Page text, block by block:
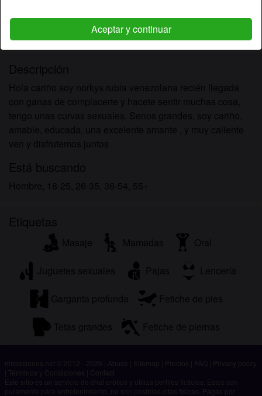
Aceptar y continuar
Altura:
152 cm
yes
Descripción
Hola cariño soy norkys rubia venezolana recién llegada
con ganas de complacerte y hacete sentir muchas cosa,
tengo unas curvas sexuales. Senos grandes, soy cariño,
amable, educada, una excelente amante , y muy caliente
ven y disfrutemos juntos
Está buscando
Hombre, 18-25, 26-35, 36-54, 55+
Etiquetas
Masaje Mamadas Oral
Juguetes sexuales Pajas Lencería
Garganta profunda Fetiche de pies
Tetas grandes Fetiche de piernas